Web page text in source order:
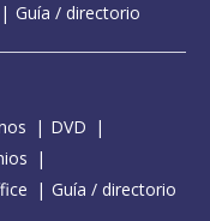
Guía / directorio
DVD
Guía / directorio